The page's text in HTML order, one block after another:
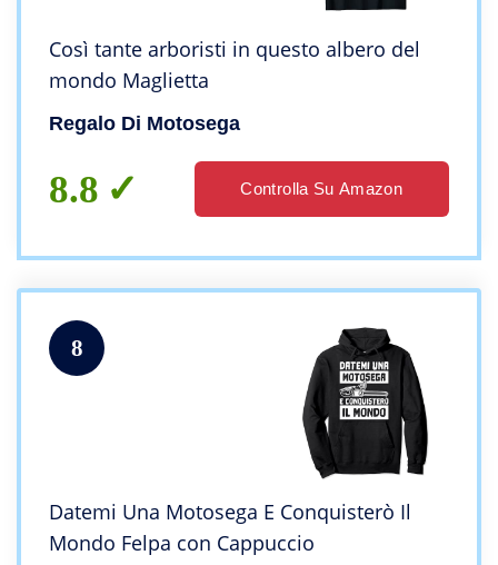
Così tante arboristi in questo albero del
mondo Maglietta
Regalo Di Motosega
8.8 Controlla Su Amazon
8
Datemi Una Motosega E Conquisterò Il
Mondo Felpa con Cappuccio